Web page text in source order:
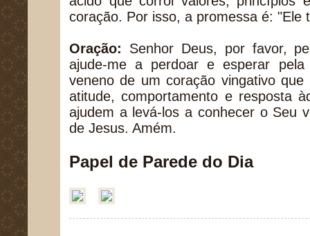
coração. Por isso, a promessa é: "Ele
Oração: Senhor Deus, por favor,
ajude-me a perdoar e esperar
veneno de um coração vingativo
atitude, comportamento e resposta
ajudem a levá-los a conhecer o Seu
de Jesus. Amém.
Papel de Parede do Dia